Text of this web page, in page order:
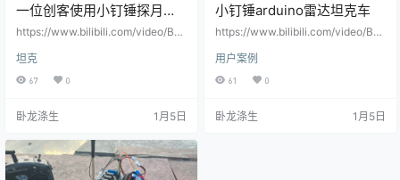
一位创客使用小钉锤探月坦
克底盘制作的智能坦克小车
https://www.bilibili.com/video/BV1
997.embed_other.whitelist&bvid=
BV1xK421a7Xs&vd_source=9a4d
坦克
67 0
卧龙涤生 1月5日
小钉锤arduino雷达坦克车
https://www.bilibili.com/video/BV1
0997.embed_other.whitelist&bvid
=BV1gADQYbEz8&vd_source=9a
用户案例
61 0
卧龙涤生 1月5日